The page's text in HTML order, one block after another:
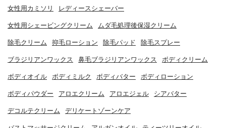
女性用カミソリ レディースシェーバー
女性用シェービングクリーム ムダ毛処理後保湿クリーム
除毛クリーム 抑毛ローション 除毛パッド 除毛スプレー
ブラジリアンワックス 鼻毛ブラジリアンワックス ボディクリーム
ボディオイル ボディミルク ボディバター ボディローション
ボディパウダー アロエクリーム アロエジェル シアバター
デコルテクリーム デリケートゾーンケア